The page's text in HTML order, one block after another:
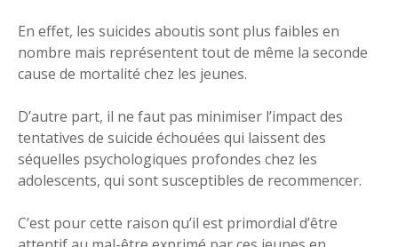
En effet, les suicides aboutis sont plus faibles en
nombre mais représentent tout de même la seconde
cause de mortalité chez les jeunes.
D’autre part, il ne faut pas minimiser l’impact des
tentatives de suicide échouées qui laissent des
séquelles psychologiques profondes chez les
adolescents, qui sont susceptibles de recommencer.
C’est pour cette raison qu’il est primordial d’être